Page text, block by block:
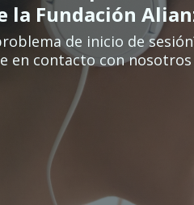
la Fundación
de inicio de
en contacto con